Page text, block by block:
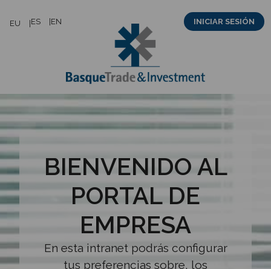
EU ES EN INICIAR SESIÓN
BIENVENIDO AL
PORTAL DE
EMPRESA
En esta intranet podrás configurar
tus preferencias sobre, los